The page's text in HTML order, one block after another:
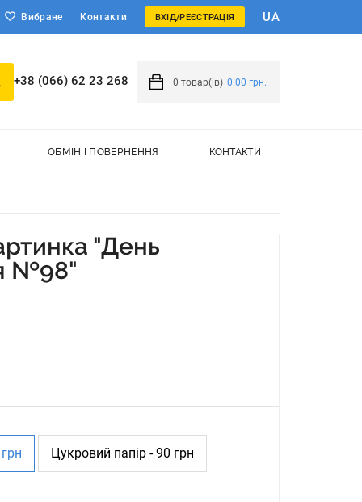
Вибране Контакти ВХІД/РЕЄСТРАЦІЯ UA
+38 (066) 62 23 268 0 товар(ів) 0.00 грн.
ОБМІН І ПОВЕРНЕННЯ КОНТАКТИ
"День
№98"
Цукровий папір - 90 грн